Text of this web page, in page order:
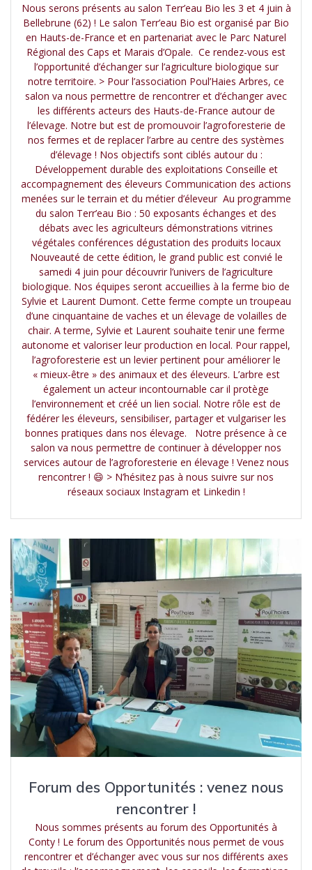
Nous serons présents au salon Terr’eau Bio les 3 et 4 juin à
Bellebrune (62) ! Le salon Terr’eau Bio est organisé par Bio
en Hauts-de-France et en partenariat avec le Parc Naturel
Régional des Caps et Marais d’Opale. Ce rendez-vous est
l’opportunité d’échanger sur l’agriculture biologique sur
notre territoire. > Pour l’association Poul’Haies Arbres, ce
salon va nous permettre de rencontrer et d’échanger avec
les différents acteurs des Hauts-de-France autour de
l’élevage. Notre but est de promouvoir l’agroforesterie de
nos fermes et de replacer l’arbre au centre des systèmes
d’élevage ! Nos objectifs sont ciblés autour du :
Développement durable des exploitations Conseille et
accompagnement des éleveurs Communication des actions
menées sur le terrain et du métier d’éleveur Au programme
du salon Terr’eau Bio : 50 exposants échanges et des
débats avec les agriculteurs démonstrations vitrines
végétales conférences dégustation des produits locaux
Nouveauté de cette édition, le grand public est convié le
samedi 4 juin pour découvrir l’univers de l’agriculture
biologique. Nos équipes seront accueillies à la ferme bio de
Sylvie et Laurent Dumont. Cette ferme compte un troupeau
d’une cinquantaine de vaches et un élevage de volailles de
chair. A terme, Sylvie et Laurent souhaite tenir une ferme
autonome et valoriser leur production en local. Pour rappel,
l’agroforesterie est un levier pertinent pour améliorer le
« mieux-être » des animaux et des éleveurs. L’arbre est
également un acteur incontournable car il protège
l’environnement et créé un lien social. Notre rôle est de
fédérer les éleveurs, sensibiliser, partager et vulgariser les
bonnes pratiques dans nos élevage. Notre présence à ce
salon va nous permettre de continuer à développer nos
services autour de l’agroforesterie en élevage ! Venez nous
rencontrer ! 😄 > N’hésitez pas à nous suivre sur nos
réseaux sociaux Instagram et Linkedin !
Forum des Opportunités : venez nous
rencontrer !
Nous sommes présents au forum des Opportunités à
Conty ! Le forum des Opportunités nous permet de vous
rencontrer et d’échanger avec vous sur nos différents axes